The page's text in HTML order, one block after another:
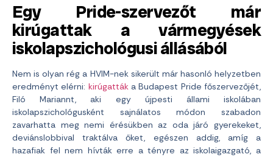
Egy Pride-szervezőt már
kirúgattak a vármegyések
iskolapszichológusi állásából
Nem is olyan rég a HVIM-nek sikerült már hasonló helyzetben
eredményt elérni: kirúgattáka Budapest Pride főszervezőjét,
Filó Mariannt, aki egy újpesti állami iskolában
iskolapszichológusként sajnálatos módon szabadon
zavarhatta meg nemi érésükben az oda járó gyerekeket,
deviánslobbival traktálva őket, egészen addig, amíg a
hazafiak fel nem hívták erre a tényre az iskolaigazgató, a